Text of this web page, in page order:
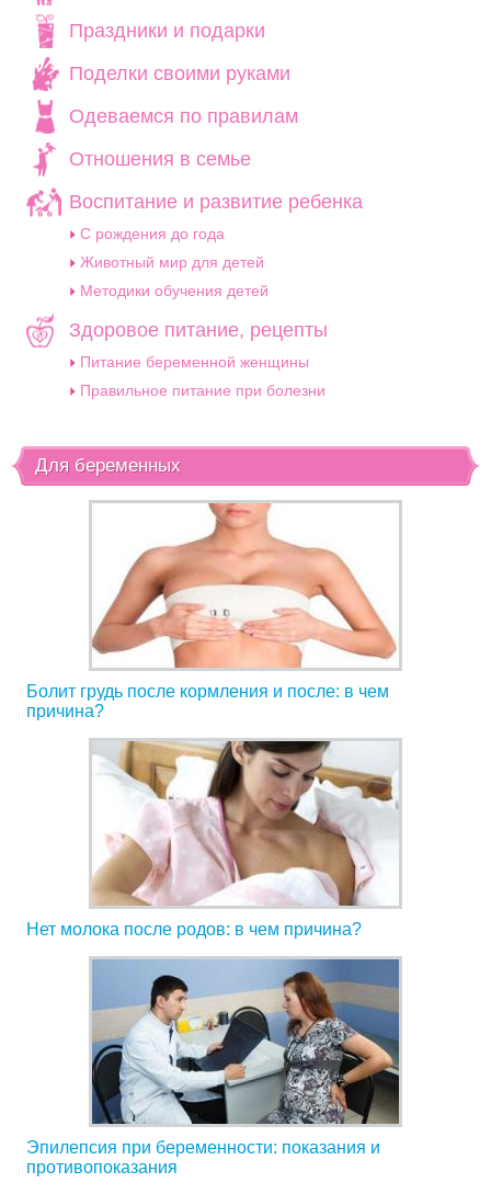
Праздники и подарки
Поделки своими руками
Одеваемся по правилам
Отношения в семье
Воспитание и развитие ребенка
C рождения до года
Животный мир для детей
Методики обучения детей
Здоровое питание, рецепты
Питание беременной женщины
Правильное питание при болезни
Для беременных
Болит грудь после кормления и после: в чем
причина?
Нет молока после родов: в чем причина?
Эпилепсия при беременности: показания и
противопоказания